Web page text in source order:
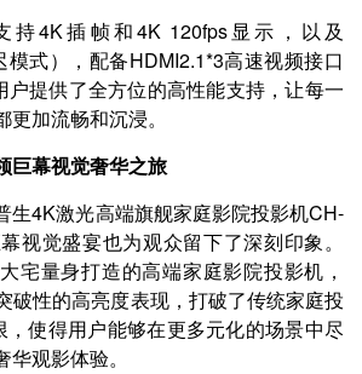
持4K插帧和4K 120fps显示，以及
式），配备HDMI2.1*3高速视频接口
提供了全方位的高性能支持，让每一
加流畅和沉浸。
巨幕视觉奢华之旅
生4K激光高端旗舰家庭影院投影机CH-
视觉盛宴也为观众留下了深刻印象。
宅量身打造的高端家庭影院投影机，
破性的高亮度表现，打破了传统家庭投
，使得用户能够在更多元化的场景中尽
观影体验。